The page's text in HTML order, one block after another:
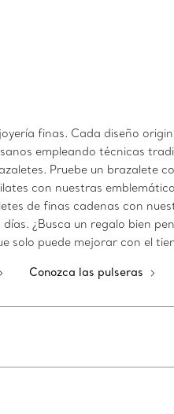
finas. Cada diseño
empleando técnicas
Pruebe un brazalete
con nuestras
de finas cadenas con
¿Busca un regalo bien
solo puede mejorar con el
Conozca las pulseras